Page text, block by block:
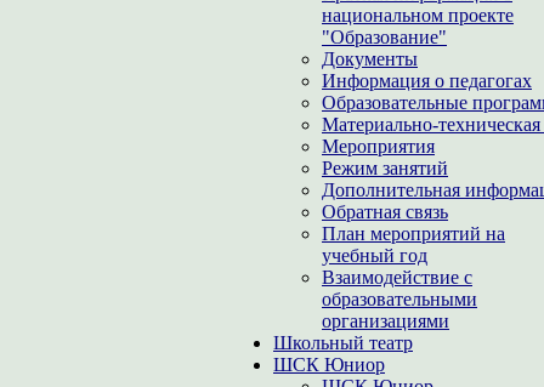
национальном проекте
"Образование"
Документы
Информация о педагогах
Образовательные
Материально-техническая
Мероприятия
Режим занятий
Дополнительная
Обратная связь
План мероприятий на
учебный год
Взаимодействие с
образовательными
организациями
Школьный театр
ШСК Юниор